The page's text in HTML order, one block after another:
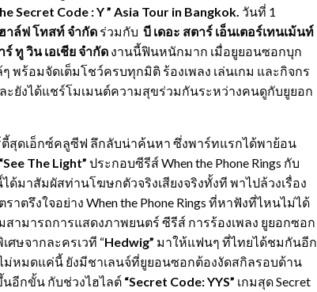
Secret Code : Y ” Asia Tour in Bangkok. วันที่ 1
าล์ฟ โทสท์ จำกัด ร่วมกับ บี เดอะ สตาร์ เอ็นเตอร์เทนเม้นท์
ทู วิน เอเชีย จำกัด งานนี้ฟินหนักมาก เมื่อยูยอนซอกบุก
พร้อมจัดเต็มโชว์ครบทุกมิติ ร้องเพลง เล่นเกม และกิจกร
ยังได้แชร์โมเมนต์ความสุขร่วมกันระหว่างคนดูกับยูยอก
สุดเอ็กซ์คลูซีฟ ลึกลับน่าค้นหา ซึ่งพาร์ทแรกได้พาย้อน
“See The Light” ประกอบซีรีส์ When the Phone Rings กับ
ด้มาสัมผัสท่านโฆษกตัวจริงเสียงจริงทั้งที พาไปล้วงเรื่อง
ตรึงใจอย่าง When the Phone Rings ที่หาฟังที่ไหนไม่ได้
ามารถการแสดงภาพยนตร์ ซีรีส์ การร้องเพลง ยูยอกซอก
ศษจากละครเวที “Hedwig” มาให้แฟนๆ ที่ไทยได้ชมกันอีก
ม่หมดแค่นี้ ยังมีชาเลนจ์ที่ยูยอนซอกต้องงัดสกิลรอบด้าน
อีกขั้น กับช่วงไฮไลต์ “Secret Code: YYS” เกมสุด Secret